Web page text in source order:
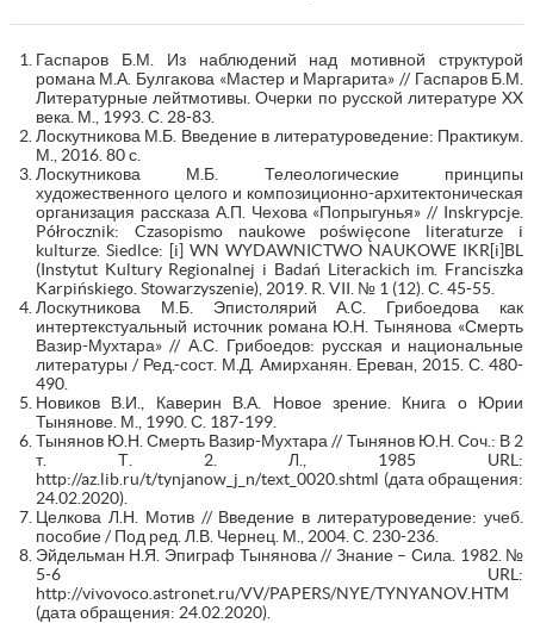
Гаспаров Б.М. Из наблюдений над мотивной структурой
романа М.А. Булгакова «Мастер и Маргарита» // Гаспаров Б.М.
Литературные лейтмотивы. Очерки по русской литературе XX
века. М., 1993. С. 28-83.
Лоскутникова М.Б. Введение в литературоведение: Практикум.
М., 2016. 80 с.
Лоскутникова М.Б. Телеологические принципы
художественного целого и композиционно-архитектоническая
организация рассказа А.П. Чехова «Попрыгунья» // Inskrypcje.
Półrocznik: Czasopismo naukowe poświęcone literaturze i
kulturze. Siedlce: [i] WN WYDAWNICTWO NAUKOWE IKR[i]BL
(Instytut Kultury Regionalnej i Badań Literackich im. Franciszka
Karpińskiego. Stowarzyszenie), 2019. R. VII. № 1 (12). С. 45-55.
Лоскутникова М.Б. Эпистолярий А.С. Грибоедова как
интертекстуальный источник романа Ю.Н. Тынянова «Смерть
Вазир-Мухтара» // А.С. Грибоедов: русская и национальные
литературы / Ред.-сост. М.Д. Амирханян. Ереван, 2015. С. 480-
490.
Новиков В.И., Каверин В.А. Новое зрение. Книга о Юрии
Тынянове. М., 1990. С. 187-199.
Тынянов Ю.Н. Смерть Вазир-Мухтара // Тынянов Ю.Н. Соч.: В 2
т. Т. 2. Л., 1985 URL:
http://az.lib.ru/t/tynjanow_j_n/text_0020.shtml (дата обращения:
24.02.2020).
Целкова Л.Н. Мотив // Введение в литературоведение: учеб.
пособие / Под ред. Л.В. Чернец. М., 2004. С. 230-236.
Эйдельман Н.Я. Эпиграф Тынянова // Знание – Сила. 1982. №
5-6 URL:
http://vivovoco.astronet.ru/VV/PAPERS/NYE/TYNYANOV.HTM
(дата обращения: 24.02.2020).